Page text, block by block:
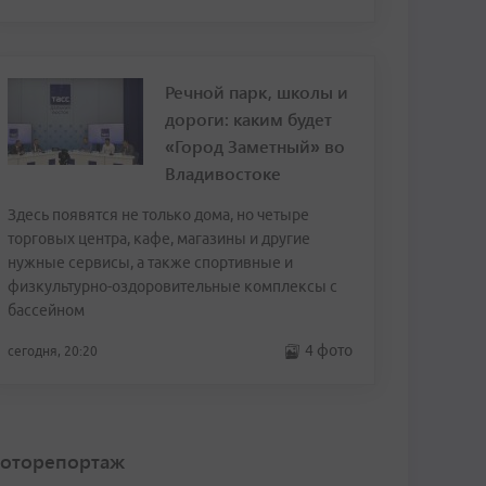
Речной парк, школы и
дороги: каким будет
«Город Заметный» во
Владивостоке
Здесь появятся не только дома, но четыре
торговых центра, кафе, магазины и другие
нужные сервисы, а также спортивные и
физкультурно-оздоровительные комплексы с
бассейном
сегодня, 20:20 4 фото